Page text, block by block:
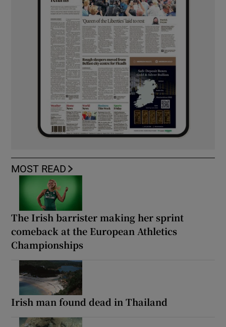
MOST READ
The Irish barrister making her sprint
comeback at the European Athletics
Championships
Irish man found dead in Thailand